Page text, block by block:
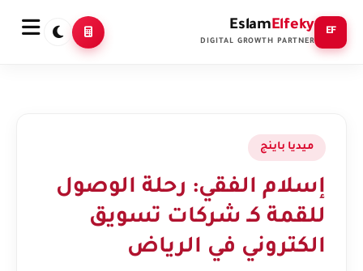
EF
EslamElfeky
DIGITAL GROWTH PARTNER
ميديا باينج
إسلام الفقي: رحلة الوصول
للقمة كـ شركات تسويق
الكتروني في الرياض